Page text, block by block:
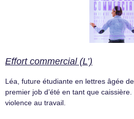
Effort commercial (L’)
Léa, future étudiante en lettres âgée
premier job d’été en tant que
violence au travail.